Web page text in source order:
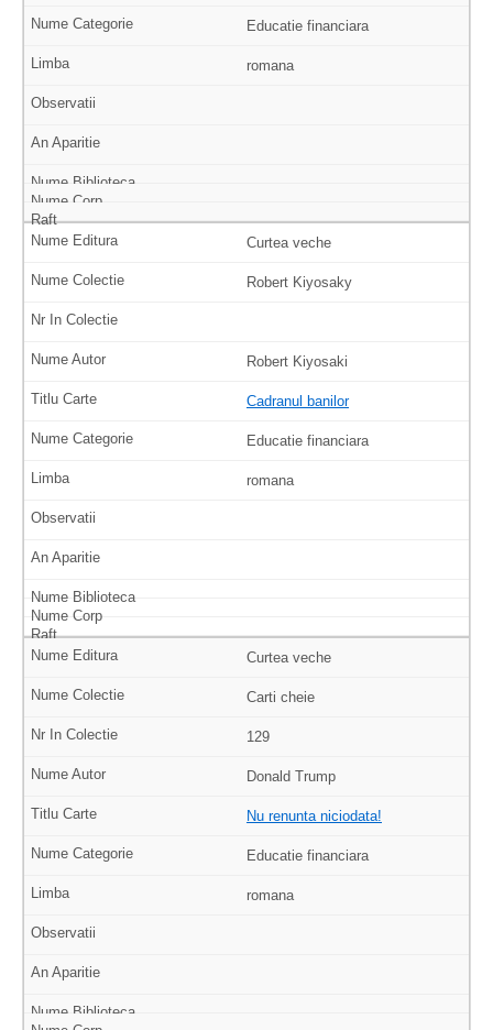
Educatie financiara
romana
Curtea veche
Robert Kiyosaky
Robert Kiyosaki
Cadranul banilor
Educatie financiara
romana
Curtea veche
Carti cheie
129
Donald Trump
Nu renunta niciodata!
Educatie financiara
romana